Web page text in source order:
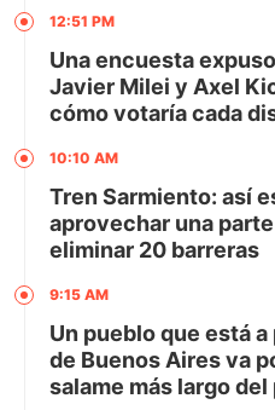
12:51 PM
Una encuesta
Javier Milei y Axel
cómo votaría cada
10:10 AM
Tren Sarmiento: así
aprovechar una
eliminar 20 barreras
9:15 AM
Un pueblo que está
de Buenos Aires va
salame más largo del